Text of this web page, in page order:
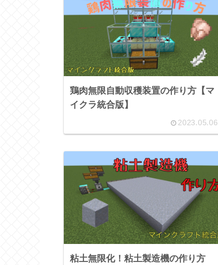
鶏肉無限自動収穫装置の作り方【マ
イクラ統合版】
2023.05.06
粘土無限化！粘土製造機の作り方